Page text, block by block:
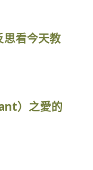
看今天教
）之愛的